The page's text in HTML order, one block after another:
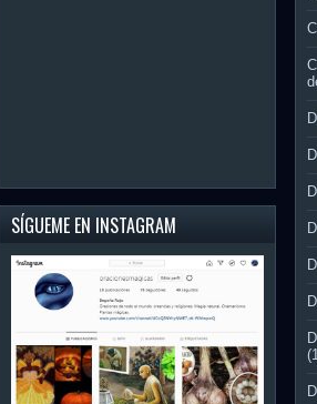
SÍGUEME EN INSTAGRAM